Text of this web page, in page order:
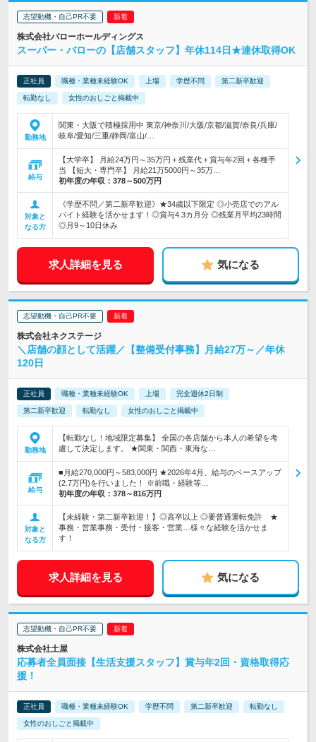
志望動機・自己PR不要
株式会社バローホールディングス
スーパー・バローの【店舗スタッフ】年休114日★連休取得OK
正社員 職種・業種未経験OK 上場 学歴不問 第二新卒歓迎
転勤なし 女性のおしごと掲載中
勤務地
関東・大阪で積極採用中 東京/神奈川/大阪/京都/滋賀/奈良/兵庫/
岐阜/愛知/三重/静岡/富山/…
給与
【大学卒】 月給24万円～35万円＋残業代＋賞与年2回＋各種手
当 【短大・専門卒】 月給21万5000円～35万…
初年度の年収： 378～500万円
対象と
なる方
《学歴不問／第二新卒歓迎》★34歳以下限定 ◎小売店でのアル
バイト経験を活かせます！◎賞与4.3カ月分 ◎残業月平均23時間
◎月9～10日休み
求人詳細を見る 気になる
志望動機・自己PR不要
株式会社ネクステージ
＼店舗の顔として活躍／【整備受付事務】月給27万～／年休
120日
正社員 職種・業種未経験OK 上場 完全週休2日制
第二新卒歓迎 転勤なし 女性のおしごと掲載中
勤務地
【転勤なし！地域限定募集】 全国の各店舗から本人の希望を考
慮して決定します。 ★関東・関西・東海な…
給与
■月給270,000円～583,000円 ★2026年4月、給与のベースアップ
(2.7万円)を行いました！ ※前職・経験等…
初年度の年収： 378～816万円
対象と
なる方
【未経験・第二新卒歓迎！】◎高卒以上 ◎要普通運転免許 ★
事務・営業事務・受付・接客・営業…様々な経験を活かせま
す！
求人詳細を見る 気になる
志望動機・自己PR不要
株式会社土屋
応募者全員面接【生活支援スタッフ】賞与年2回・資格取得応
援！
正社員 職種・業種未経験OK 学歴不問 第二新卒歓迎 転勤なし
女性のおしごと掲載中